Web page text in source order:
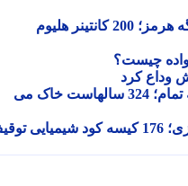
هوش مصنوعی در گرو عبور از تنگه هرمز؛ 200 کانتینر هلیوم
چیست؟
کرد
ساری در محاصره پروژه های نیمه تمام؛ 324 سالهاست خاک می
ضربه به مافیای نهاده های کشاورزی؛ 176 کیسه کود شیمیایی توقیف